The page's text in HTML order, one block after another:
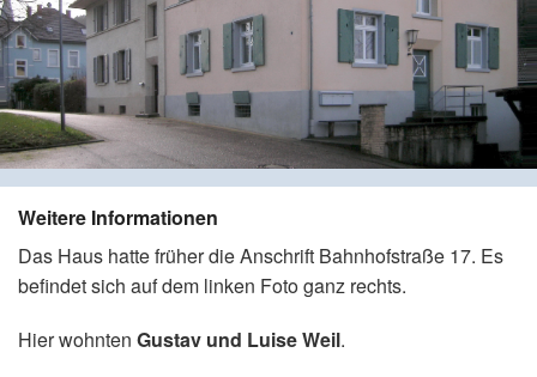
Weitere Informationen
Das Haus hatte früher die Anschrift Bahnhofstraße 17. Es
befindet sich auf dem linken Foto ganz rechts.
Hier wohnten Gustav und Luise Weil.